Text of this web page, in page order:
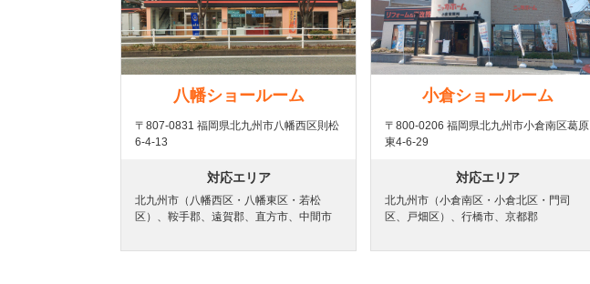
八幡ショールーム
〒807-0831 福岡県北九州市八幡西区則松
6-4-13
対応エリア
北九州市（八幡西区・八幡東区・若松
区）、鞍手郡、遠賀郡、直方市、中間市
小倉ショールーム
〒800-0206 福岡県北九州市小倉南区葛原
東4-6-29
対応エリア
北九州市（小倉南区・小倉北区・門司
区、戸畑区）、行橋市、京都郡